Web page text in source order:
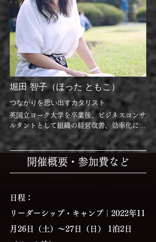
社BIOTOPE 共創パートナー。一般社団法人
EcologicalMemes 代表理事。『リジェネラ
ティブ・リーダーシップ』を日本に伝え、実
践・深化させるためのリーダーシッププログ
ラムや翻訳活動を展開中。
堀田 智子（ほった ともこ）
つながりを思い出すカタリスト
英国立ヨーク大学を卒業後、ビジネスコンサ
ルタントとして組織の経営改善、効率化に従
事。 芸妓にスカウトされ転職。英語の話せ
る芸妓として、海外の要人、伝統芸能関係
者、 経営者等延べ25,000人以上のお客様を
担当。日本文化と伝統に息づく精神性に触れ
がり、循環し、繁栄し、再生する」人と組織
をサポートするため、
開催概要・参加費など
日程：
リーダーシップ・キャンプ｜2022年11
月26日（土）～27日（日） 1泊2日